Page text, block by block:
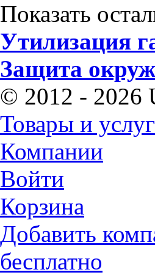
Показать
Утилизация
Защита
© 2012 - 2026
Товары и
Компании
Войти
Корзина
Добавить
бесплатно